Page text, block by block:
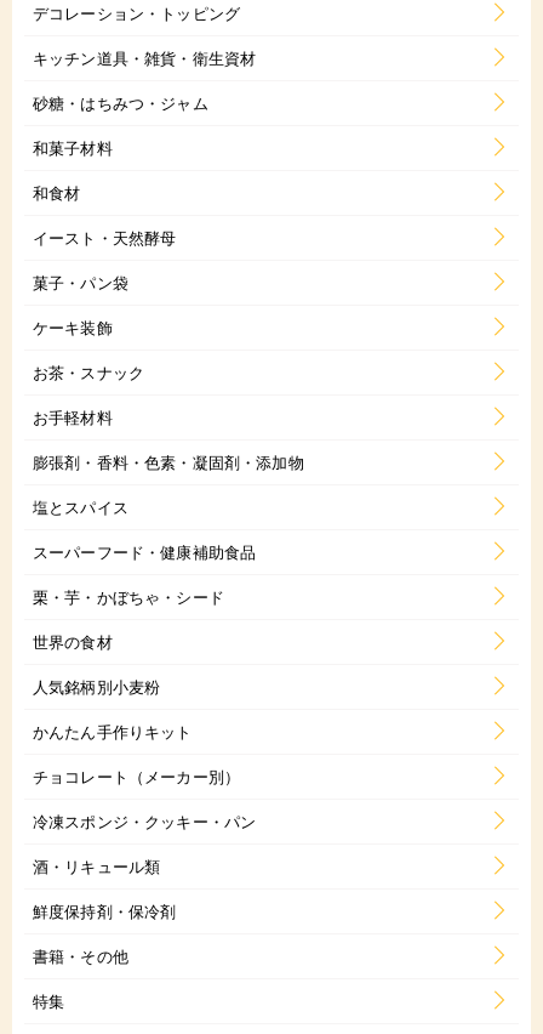
デコレーション・トッピング
キッチン道具・雑貨・衛生資材
砂糖・はちみつ・ジャム
和菓子材料
和食材
イースト・天然酵母
菓子・パン袋
ケーキ装飾
お茶・スナック
お手軽材料
膨張剤・香料・色素・凝固剤・添加物
塩とスパイス
スーパーフード・健康補助食品
栗・芋・かぼちゃ・シード
世界の食材
人気銘柄別小麦粉
かんたん手作りキット
チョコレート（メーカー別）
冷凍スポンジ・クッキー・パン
酒・リキュール類
鮮度保持剤・保冷剤
書籍・その他
特集